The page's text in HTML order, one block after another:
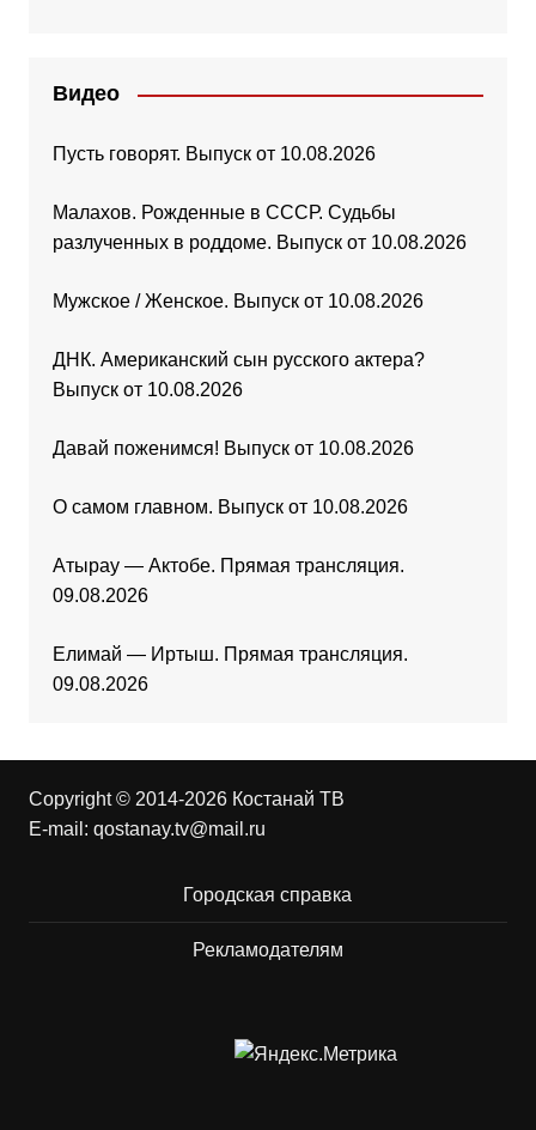
Видео
Пусть говорят. Выпуск от 10.08.2026
Малахов. Рожденные в СССР. Судьбы
разлученных в роддоме. Выпуск от 10.08.2026
Мужское / Женское. Выпуск от 10.08.2026
ДНК. Американский сын русского актера?
Выпуск от 10.08.2026
Давай поженимся! Выпуск от 10.08.2026
О самом главном. Выпуск от 10.08.2026
Атырау — Актобе. Прямая трансляция.
09.08.2026
Елимай — Иртыш. Прямая трансляция.
09.08.2026
Copyright © 2014-2026 Костанай ТВ
E-mail: qostanay.tv@mail.ru
Городская справка
Рекламодателям